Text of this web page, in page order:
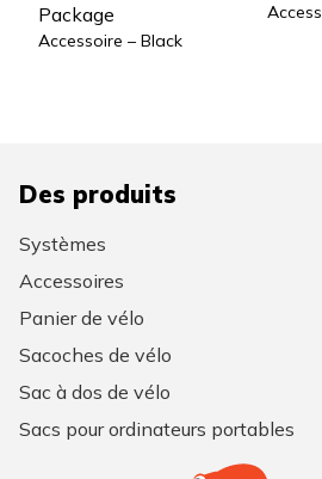
Package
Accessoire – Black
Des produits
Systèmes
Accessoires
Panier de vélo
Sacoches de vélo
Sac à dos de vélo
Sacs pour ordinateurs portables